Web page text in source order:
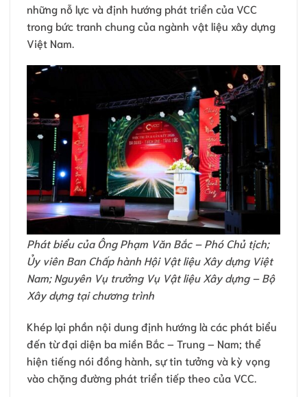
những nỗ lực và định hướng phát triển của VCC
trong bức tranh chung của ngành vật liệu xây dựng
Việt Nam.
Phát biểu của Ông Phạm Văn Bắc – Phó Chủ tịch;
Ủy viên Ban Chấp hành Hội Vật liệu Xây dựng Việt
Nam; Nguyên Vụ trưởng Vụ Vật liệu Xây dựng – Bộ
Xây dựng tại chương trình
Khép lại phần nội dung định hướng là các phát biểu
đến từ đại diện ba miền Bắc – Trung – Nam; thể
hiện tiếng nói đồng hành, sự tin tưởng và kỳ vọng
vào chặng đường phát triển tiếp theo của VCC.